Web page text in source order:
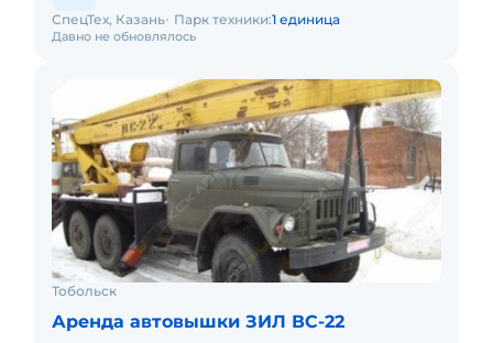
Давно не обновлялось
СпецТех, Казань Парк техники:1 единица
Тобольск
Аренда автовышки ЗИЛ ВС-22